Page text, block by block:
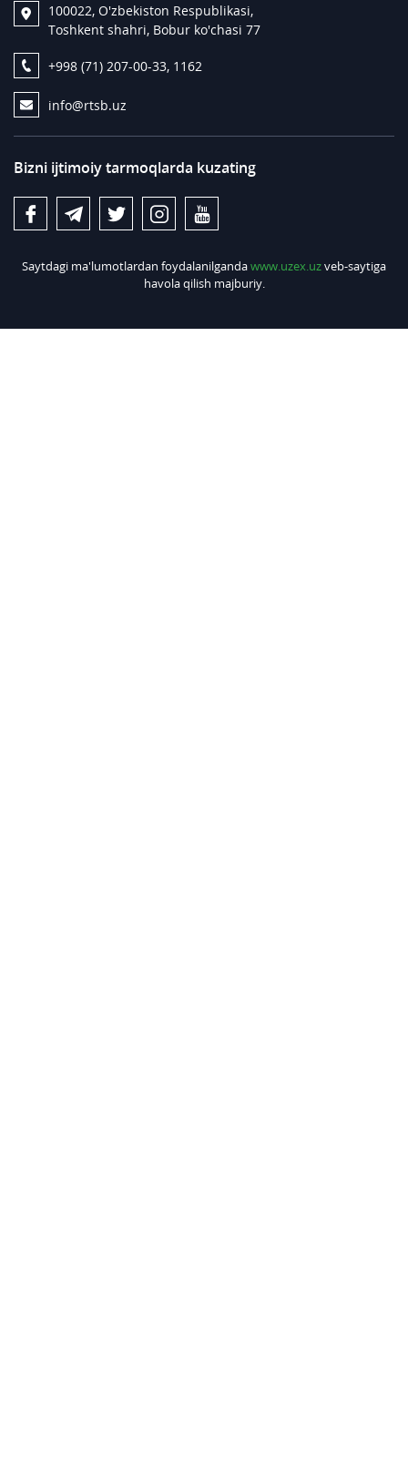
100022, O'zbekiston Respublikasi,
Toshkent shahri, Bobur ko'chasi 77
+998 (71) 207-00-33, 1162
info@rtsb.uz
Bizni ijtimoiy tarmoqlarda kuzating
Saytdagi ma'lumotlardan foydalanilgandawww.uzex.uzveb-saytiga
havola qilish majburiy.